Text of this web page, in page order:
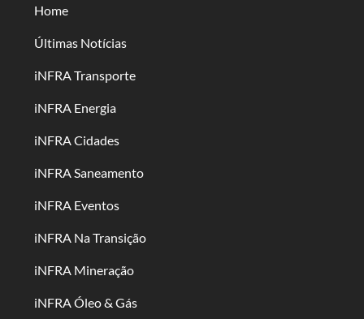
Home
Últimas Notícias
iNFRA Transporte
iNFRA Energia
iNFRA Cidades
iNFRA Saneamento
iNFRA Eventos
iNFRA Na Transição
iNFRA Mineração
iNFRA Óleo & Gás